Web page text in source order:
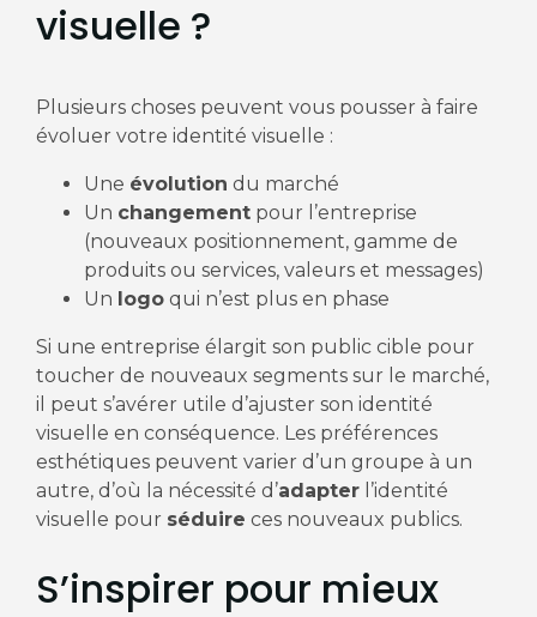
visuelle ?
Plusieurs choses peuvent vous pousser à faire
évoluer votre identité visuelle :
Une évolution du marché
Un changementpour l’entreprise
(nouveaux positionnement, gamme de
produits ou services, valeurs et messages)
Un logoqui n’est plus en phase
Si une entreprise élargit son public cible pour
toucher de nouveaux segments sur le marché,
il peut s’avérer utile d’ajuster son identité
visuelle en conséquence. Les préférences
esthétiques peuvent varier d’un groupe à un
autre, d’où la nécessité d’adapterl’identité
visuelle pour séduire ces nouveaux publics.
S’inspirer pour mieux